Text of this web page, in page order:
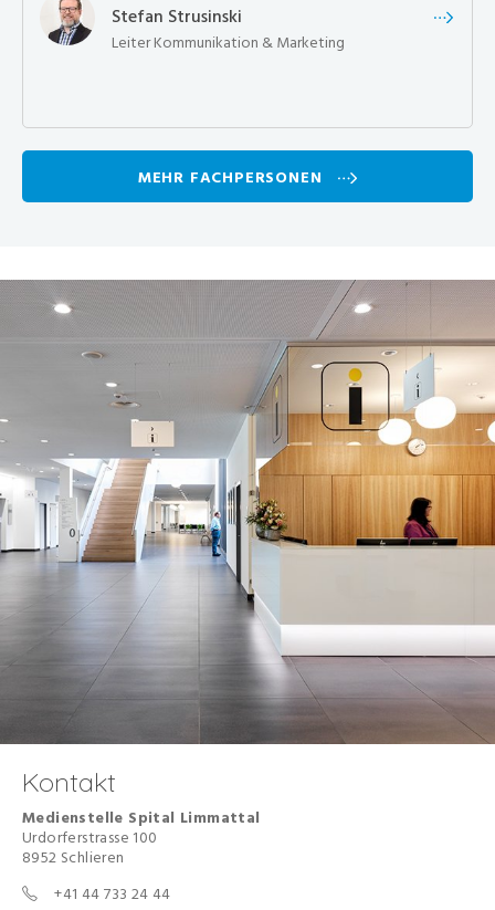
Stefan Strusinski
Leiter Kommunikation & Marketing
MEHR FACHPERSONEN
Kontakt
Medienstelle Spital Limmattal
Urdorferstrasse 100
8952 Schlieren
+41 44 733 24 44